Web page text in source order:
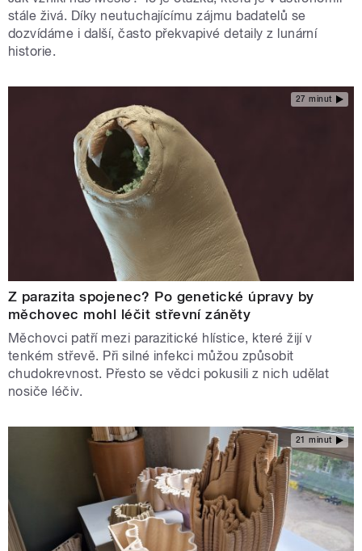
stále živá. Díky neutuchajícímu zájmu badatelů se
dozvídáme i další, často překvapivé detaily z lunární
historie.
27 minut
Z parazita spojenec? Po genetické úpravy by
měchovec mohl léčit střevní záněty
Měchovci patří mezi parazitické hlístice, které žijí v
tenkém střevě. Při silné infekci můžou způsobit
chudokrevnost. Přesto se vědci pokusili z nich udělat
nosiče léčiv.
21 minut